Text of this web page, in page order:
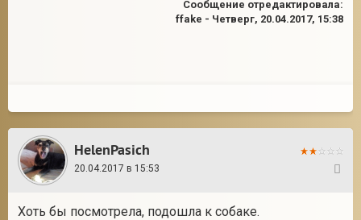
Сообщение отредактировала:
ffake - Четверг, 20.04.2017, 15:38
HelenPasich
20.04.2017 в 15:53
Хоть бы посмотрела, подошла к собаке.